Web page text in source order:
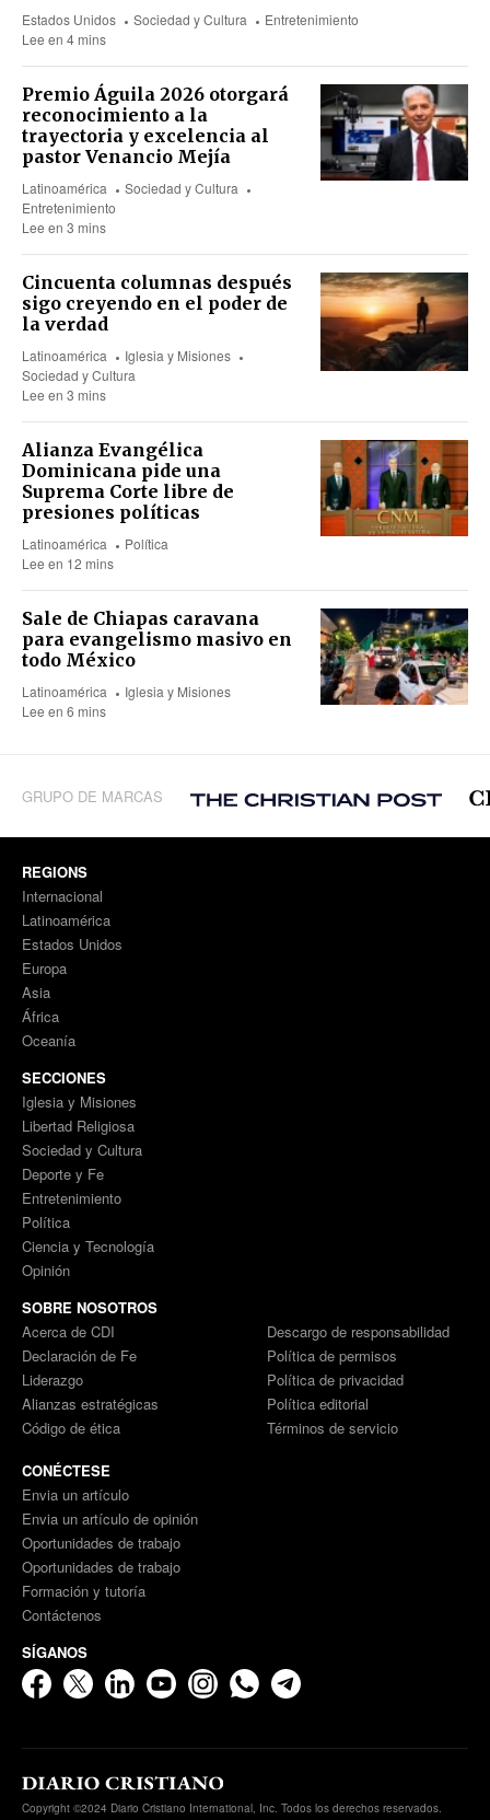
Estados Unidos Sociedad y Cultura
Entretenimiento
Lee en 4 mins
Premio Águila 2026 otorgará
reconocimiento a la
trayectoria y excelencia al
pastor Venancio Mejía
Latinoamérica
Sociedad y Cultura
Entretenimiento
Lee en 3 mins
Cincuenta columnas después
sigo creyendo en el poder de
la verdad
Latinoamérica
Iglesia y Misiones
Sociedad y Cultura
Lee en 3 mins
Alianza Evangélica
Dominicana pide una
Suprema Corte libre de
presiones políticas
Latinoamérica
Política
Lee en 12 mins
Sale de Chiapas caravana
para evangelismo masivo en
todo México
Latinoamérica
Iglesia y Misiones
Lee en 6 mins
GRUPO DE MARCAS
REGIONS
Internacional
Latinoamérica
Estados Unidos
Europa
Asia
África
Oceanía
SECCIONES
Iglesia y Misiones
Libertad Religiosa
Sociedad y Cultura
Deporte y Fe
Entretenimiento
Política
Ciencia y Tecnología
Opinión
SOBRE NOSOTROS
Acerca de CDI
Declaración de Fe
Liderazgo
Alianzas estratégicas
Código de ética
Descargo de responsabilidad
Política de permisos
Política de privacidad
Política editorial
Términos de servicio
CONÉCTESE
Envia un artículo
Envia un artículo de opinión
Oportunidades de trabajo
Oportunidades de trabajo
Formación y tutoría
Contáctenos
SÍGANOS
Copyright ©2024 Diario Cristiano International, Inc. Todos los derechos reservados.